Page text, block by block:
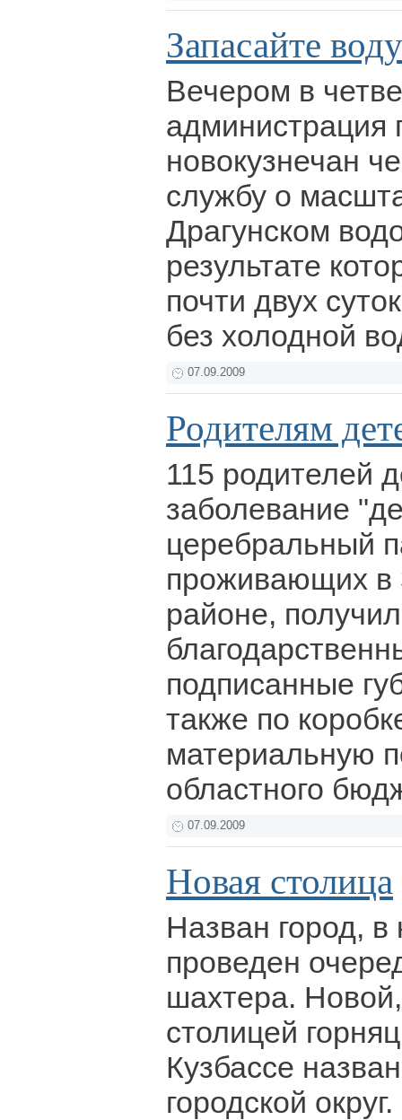
Запасайте
Вечером в
администрация
новокузнечан
службу о
Драгунском
результате
почти двух
без холодной
07.09.2009
Родителям
115 родителей
заболевание
церебральный
проживающих в
районе,
подписанные
также по
материальную
областного
07.09.2009
Новая столица
Назван город, в
проведен
шахтера.
столицей
Кузбассе
городской округ.